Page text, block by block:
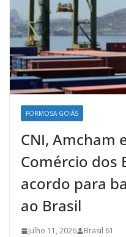
FORMOSA GOIÁS
CNI, Amcham
Comércio dos
acordo para
ao Brasil
julho 11, 2026 Brasil 61